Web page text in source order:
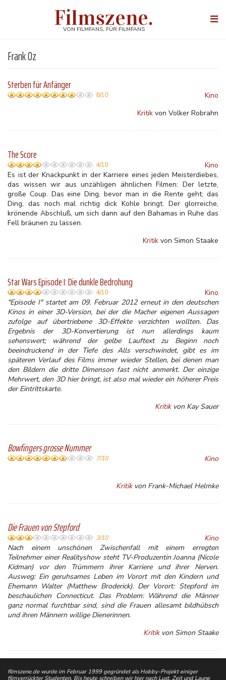
Filmszene.
VON FILMFANS, FÜR FILMFANS
Frank Oz
Sterben für Anfänger
8/10
Kino
Kritik von Volker Robrahn
The Score
4/10
Kino
Es ist der Knackpunkt in der Karriere eines jeden Meisterdiebes,
das wissen wir aus unzähligen ähnlichen Filmen: Der letzte,
große Coup. Das eine Ding, bevor man in die Rente geht; das
Ding, das noch mal richtig dick Kohle bringt. Der glorreiche,
krönende Abschluß, um sich dann auf den Bahamas in Ruhe das
Fell bräunen zu lassen.
Kritik von Simon Staake
Star Wars Episode I: Die dunkle Bedrohung
4/10
Kino
"Episode I" startet am 09. Februar 2012 erneut in den deutschen
Kinos in einer 3D-Version, bei der die Macher eigenen Aussagen
zufolge auf übertriebene 3D-Effekte verzichten wollten. Das
Ergebnis der 3D-Konvertierung ist nun allerdings kaum
sehenswert; während der gelbe Lauftext zu Beginn noch
beeindruckend in der Tiefe des Alls verschwindet, gibt es im
späteren Verlauf des Films immer wieder Stellen, bei denen man
den Bildern die dritte Dimenson fast nicht anmerkt. Der einzige
Mehrwert, den 3D hier bringt, ist also mal wieder ein höherer Preis
der Eintrittskarte.
Kritikvon Kay Sauer
Bowfingers grosse Nummer
7/10 Kino
Kritikvon Frank-Michael Helmke
Die Frauen von Stepford
3/10
Kino
Nach einem unschönen Zwischenfall mit einem erregten
Teilnehmer einer Realityshow steht TV-Produzentin Joanna (Nicole
Kidman) vor den Trümmern ihrer Karriere und ihrer Nerven.
Ausweg: Ein geruhsames Leben im Vorort mit den Kindern und
Ehemann Walter (Matthew Broderick). Der Vorort: Stepford im
beschaulichen Connecticut. Das Problem: Während die Männer
ganz normal furchtbar sind, sind die Frauen allesamt bildhübsch
und ihren Männern willige Dienerinnen.
Kritikvon Simon Staake
filmszene.de wurde im Februar 1999 gegründet als Hobby-Projekt einiger
filmverrückter Studenten. Bis heute schreiben wir hier nach Lust, Zeit und Laune